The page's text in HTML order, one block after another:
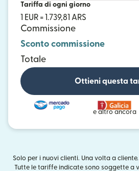
Tariffa di ogni giorno
1 EUR = 1.739,81 ARS
Commissione
Sconto commissione
Totale
Ottieni questa
e altro ancora
Solo per i nuovi clienti. Una volta a
Tutte le tariffe indicate sono soggette a